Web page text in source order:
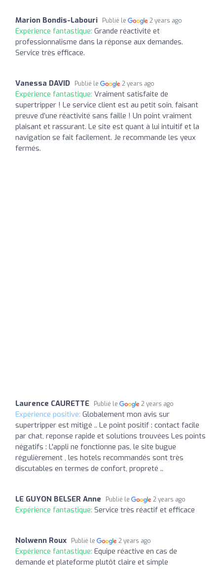
Marion Bondis-Labouri Publié le 2 years ago
Expérience fantastique: Grande réactivité et
professionnalisme dans la réponse aux demandes.
Service très efficace.
Vanessa DAVID Publié le 2 years ago
Expérience fantastique: Vraiment satisfaite de
supertripper ! Le service client est au petit soin, faisant
preuve d’une réactivité sans faille ! Un point vraiment
plaisant et rassurant. Le site est quant à lui intuitif et la
navigation se fait facilement. Je recommande les yeux
fermés.
Laurence CAURETTE Publié le 2 years ago
Expérience positive: Globalement mon avis sur
supertripper est mitigé .. Le point positif : contact facile
par chat, reponse rapide et solutions trouvées Les points
négatifs : L'appli ne fonctionne pas, le site bugue
régulièrement , les hotels recommandés sont très
discutables en termes de confort, propreté ..
LE GUYON BELSER Anne Publié le 2 years ago
Expérience fantastique: Service très réactif et efficace
Nolwenn Roux Publié le 2 years ago
Expérience fantastique: Equipe réactive en cas de
demande et plateforme plutôt claire et simple